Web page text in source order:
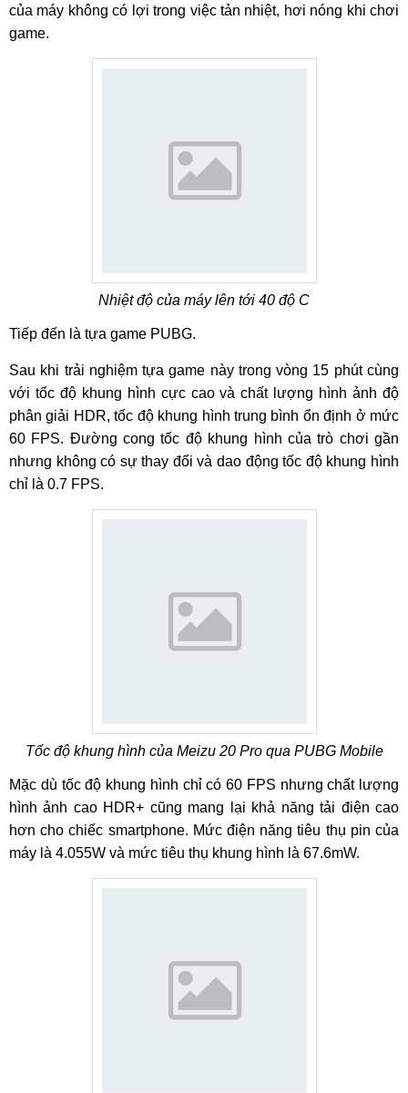
của máy không có lợi trong việc tản nhiệt, hơi nóng khi chơi
game.
Nhiệt độ của máy lên tới 40 độ C
Tiếp đến là tựa game PUBG.
Sau khi trải nghiệm tựa game này trong vòng 15 phút cùng
với tốc độ khung hình cực cao và chất lượng hình ảnh độ
phân giải HDR, tốc độ khung hình trung bình ổn định ở mức
60 FPS. Đường cong tốc độ khung hình của trò chơi gần
nhưng không có sự thay đổi và dao động tốc độ khung hình
chỉ là 0.7 FPS.
Tốc độ khung hình của Meizu 20 Pro qua PUBG Mobile
Mặc dù tốc độ khung hình chỉ có 60 FPS nhưng chất lượng
hình ảnh cao HDR+ cũng mang lại khả năng tải điện cao
hơn cho chiếc smartphone. Mức điện năng tiêu thụ pin của
máy là 4.055W và mức tiêu thụ khung hình là 67.6mW.